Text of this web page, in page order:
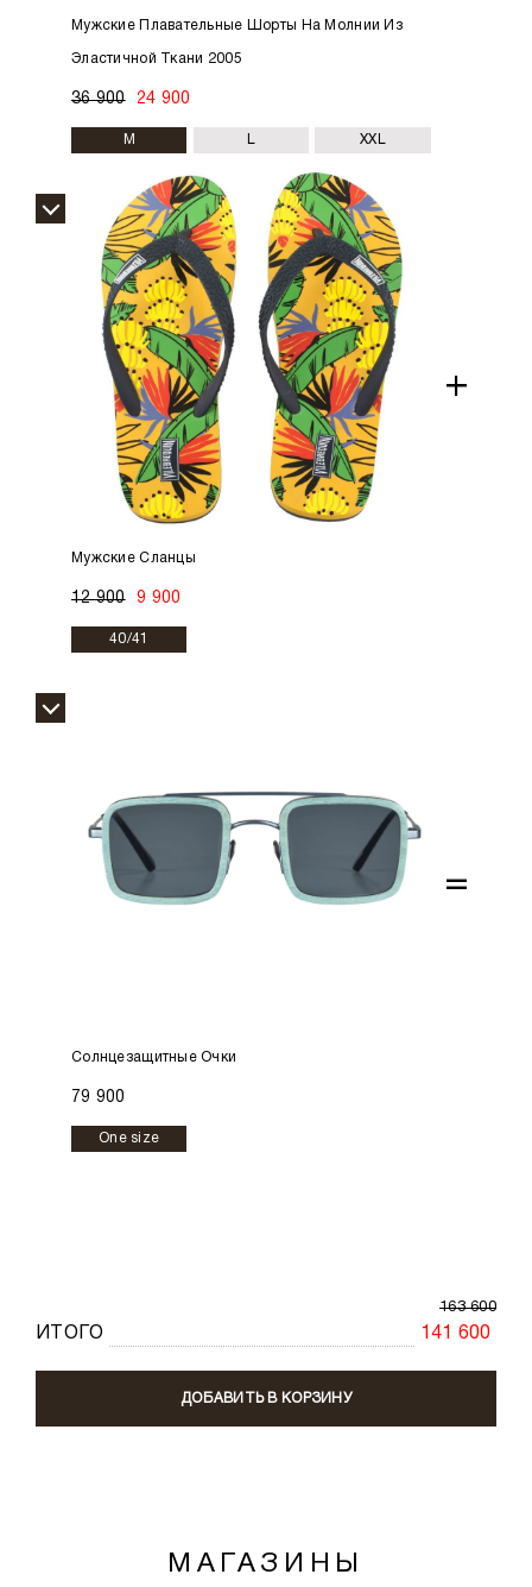
Мужские Плавательные Шорты На Молнии Из
Эластичной Ткани 2005
36 900 24 900
M XXL
Мужские Сланцы
12 900 9 900
40/41
+
Солнцезащитные Очки
79 900
One size
=
ИТОГО
163 600
141 600
ДОБАВИТЬ В КОРЗИНУ
МАГАЗИНЫ